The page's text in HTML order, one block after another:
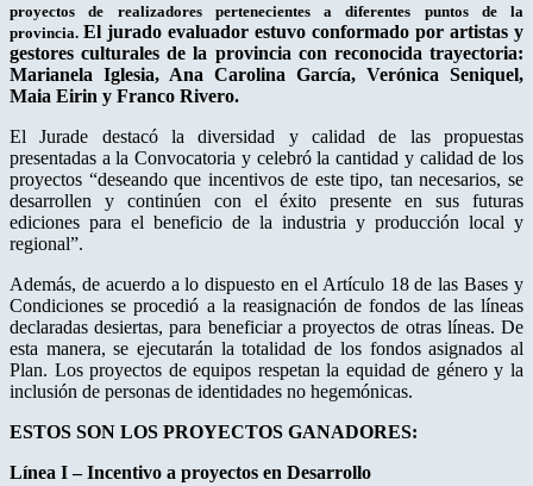
proyectos de realizadores pertenecientes a diferentes puntos de la
provincia. El jurado evaluador estuvo conformado por artistas y
gestores culturales de la provincia con reconocida trayectoria:
Marianela Iglesia, Ana Carolina García, Verónica Seniquel,
Maia Eirin y Franco Rivero.
El Jurade destacó la diversidad y calidad de las propuestas
presentadas a la Convocatoria y celebró la cantidad y calidad de los
proyectos “deseando que incentivos de este tipo, tan necesarios, se
desarrollen y continúen con el éxito presente en sus futuras
ediciones para el beneficio de la industria y producción local y
regional”.
Además, de acuerdo a lo dispuesto en el Artículo 18 de las Bases y
Condiciones se procedió a la reasignación de fondos de las líneas
declaradas desiertas, para beneficiar a proyectos de otras líneas. De
esta manera, se ejecutarán la totalidad de los fondos asignados al
Plan. Los proyectos de equipos respetan la equidad de género y la
inclusión de personas de identidades no hegemónicas.
ESTOS SON LOS PROYECTOS GANADORES:
Línea I – Incentivo a proyectos en Desarrollo